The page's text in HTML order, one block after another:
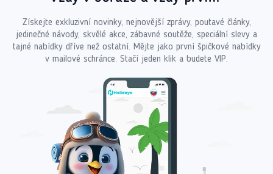
Získejte exkluzivní novinky, nejnovější zprávy, poutavé články,
jedinečné návody, skvělé akce, zábavné soutěže, speciální slevy a
tajné nabídky dříve než ostatní. Mějte jako první špičkové nabídky
v mailové schránce. Stačí jeden klik a budete VIP.